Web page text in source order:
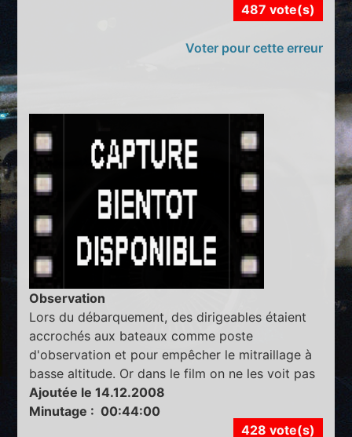
487 vote(s)
Voter pour cette erreur
Observation
Lors du débarquement, des dirigeables étaient
accrochés aux bateaux comme poste
d'observation et pour empêcher le mitraillage à
basse altitude. Or dans le film on ne les voit pas
Ajoutée le 14.12.2008
Minutage : 00:44:00
428 vote(s)